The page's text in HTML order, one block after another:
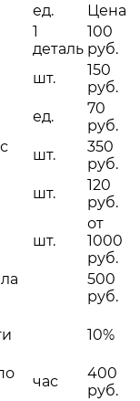
ед.
Цена
1
деталь
100
руб.
шт.
150
руб.
ед.
70
руб.
шт.
350
руб.
шт.
120
руб.
шт.
от
1000
руб.
500
руб.
10%
час
400
руб.